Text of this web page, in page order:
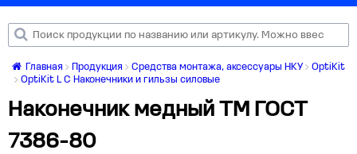
Главная Продукция Средства монтажа, аксессуары НКУ
OptiKit
OptiKit L C Наконечники и гильзы силовые
Наконечник медный ТМ ГОСТ
7386-80